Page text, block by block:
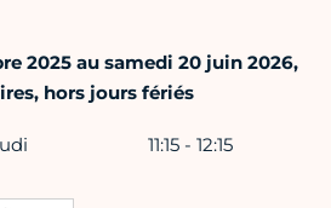
2025 au samedi 20 juin 2026,
hors jours fériés
11:15 - 12:15